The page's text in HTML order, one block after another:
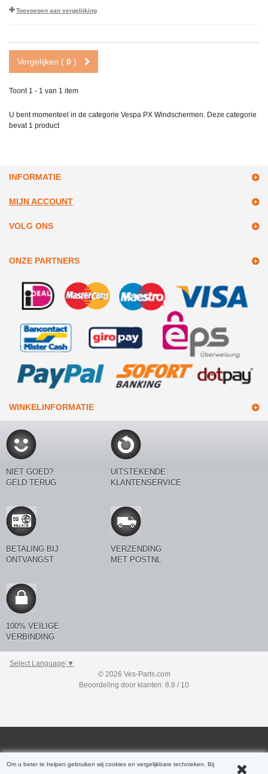
Toevoegen aan vergelijking
Vergelijken ( 0 )
Toont 1 - 1 van 1 item
U bent momenteel in de categorie Vespa PX Windschermen. Deze categorie
bevat 1 product
INFORMATIE
MIJN ACCOUNT
VOLG ONS
ONZE PARTNERS
WINKELINFORMATIE
NIET GOED?
GELD TERUG
UITSTEKENDE
KLANTENSERVICE
BETALING BIJ
ONTVANGST
VERZENDING
MET POSTNL
100% VEILIGE
VERBINDING
Om u beter te helpen gebruiken wij cookies en vergelijkbare technieken. Bij
Select Language ▼
© 2026 Ves-Parts.com
Beoordeling door klanten: 8.8 / 10